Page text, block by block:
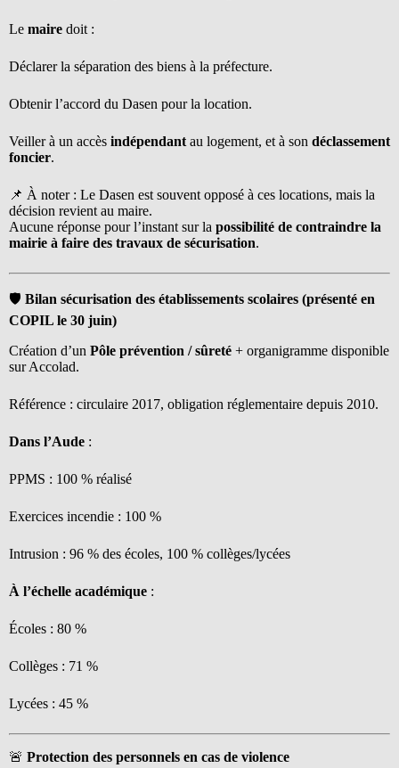
Le maire doit :
Déclarer la séparation des biens à la préfecture.
Obtenir l’accord du Dasen pour la location.
Veiller à un accès indépendant au logement, et à son déclassement
foncier.
📌 À noter : Le Dasen est souvent opposé à ces locations, mais la
décision revient au maire.
Aucune réponse pour l’instant sur la possibilité de contraindre la
mairie à faire des travaux de sécurisation.
🛡️ Bilan sécurisation des établissements scolaires (présenté en
COPIL le 30 juin)
Création d’un Pôle prévention / sûreté + organigramme disponible
sur Accolad.
Référence : circulaire 2017, obligation réglementaire depuis 2010.
Dans l’Aude :
PPMS : 100 % réalisé
Exercices incendie : 100 %
Intrusion : 96 % des écoles, 100 % collèges/lycées
À l’échelle académique :
Écoles : 80 %
Collèges : 71 %
Lycées : 45 %
🚨 Protection des personnels en cas de violence